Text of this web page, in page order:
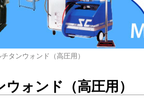
タンウォンド（高圧用）
ォンド（高圧用）